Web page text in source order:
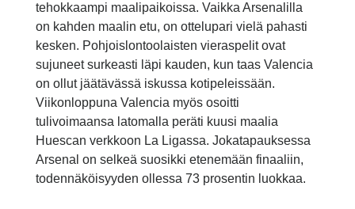
tehokkaampi maalipaikoissa. Vaikka Arsenalilla
on kahden maalin etu, on ottelupari vielä pahasti
kesken. Pohjoislontoolaisten vieraspelit ovat
sujuneet surkeasti läpi kauden, kun taas Valencia
on ollut jäätävässä iskussa kotipeleissään.
Viikonloppuna Valencia myös osoitti
tulivoimaansa latomalla peräti kuusi maalia
Huescan verkkoon La Ligassa. Jokatapauksessa
Arsenal on selkeä suosikki etenemään finaaliin,
todennäköisyyden ollessa 73 prosentin luokkaa.